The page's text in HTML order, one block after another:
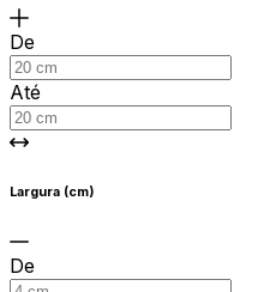
De
Até
Largura (cm)
De